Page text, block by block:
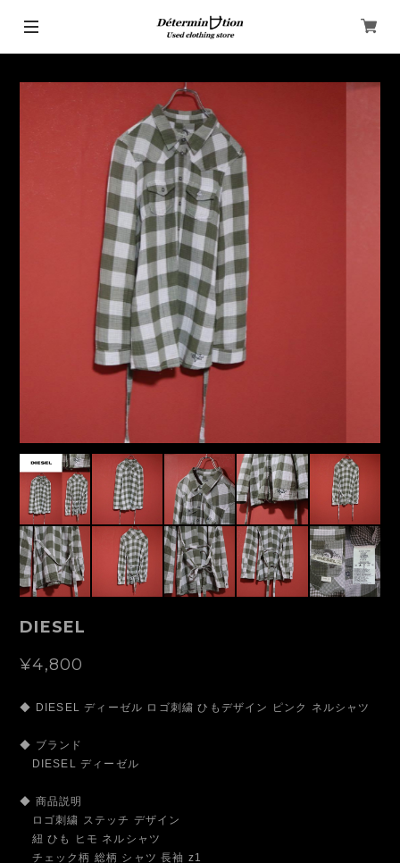
DIESEL
¥4,800
◆ DIESEL ディーゼル ロゴ刺繍 ひもデザイン ピンク ネルシャツ
◆ ブランド
DIESEL ディーゼル
◆ 商品説明
ロゴ刺繍 ステッチ デザイン
紐 ひも ヒモ ネルシャツ
チェック柄 総柄 シャツ 長袖 z1